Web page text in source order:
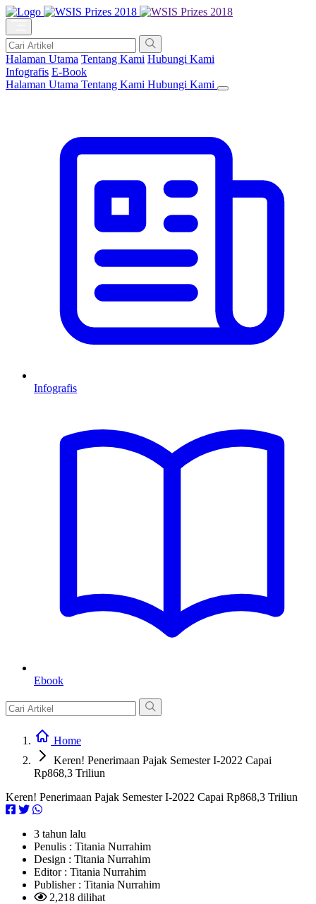
Halaman Utama Tentang Kami Hubungi Kami
Infografis E-Book
Halaman Utama Tentang Kami Hubungi Kami
Infografis
Ebook
Home
Keren! Penerimaan Pajak Semester I-2022 Capai
Rp868,3 Triliun
Keren! Penerimaan Pajak Semester I-2022 Capai Rp868,3 Triliun
3 tahun lalu
Penulis : Titania Nurrahim
Design : Titania Nurrahim
Editor : Titania Nurrahim
Publisher : Titania Nurrahim
2,218 dilihat